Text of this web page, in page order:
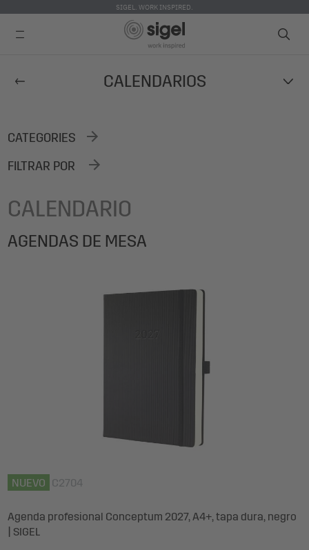
SIGEL. WORK INSPIRED.
CALENDARIOS
CATEGORIES
FILTRAR POR
CALENDARIO
AGENDAS DE MESA
NUEVO C2704
Agenda profesional Conceptum 2027, A4+, tapa dura, negro
| SIGEL